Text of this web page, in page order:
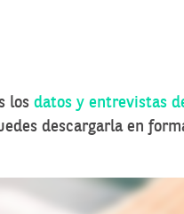
los datos y entrevistas
descargarla en